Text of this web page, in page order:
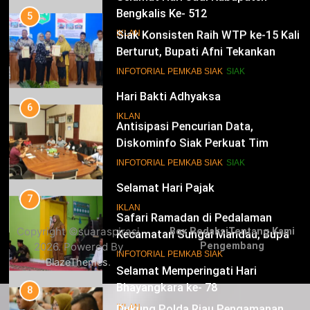
Bengkalis Ke- 512
IKLAN
15
Hari Bakti Adhyaksa
IKLAN
16
Selamat Hari Pajak
IKLAN
17
Selamat Memperingati Hari
Bhayangkara ke- 78
IKLAN
5
Siak Konsisten Raih WTP ke-15 Kali
Berturut, Bupati Afni Tekankan
Penguatan Tata Kelola Keuangan
INFOTORIAL PEMKAB SIAK SIAK
6
Antisipasi Pencurian Data,
Diskominfo Siak Perkuat Tim
Tanggap Insiden Siber Mendukung
INFOTORIAL PEMKAB SIAK SIAK
7
Safari Ramadan di Pedalaman
Kecamatan Sungai Mandau, Bupati
Siak Jemput Aspirasi Warga
INFOTORIAL PEMKAB SIAK
8
Dukung Polda Riau Pengamanan
Copyright ©suaraspirasi
2026. Powered By
BlazeThemes.
Box RedaksiTentang Kami
Pengembang